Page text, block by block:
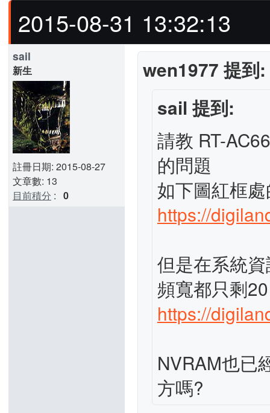
2015-08-31 13:32:13
sail
新生
註冊日期: 2015-08-27
文章數: 13
目前積分 : 0
wen1977 提到:
sail 提到:
請教 RT-
的問題
如下圖紅框
https://
但是在系統
頻寬都只剩
https://
NVRAM也已
方嗎?